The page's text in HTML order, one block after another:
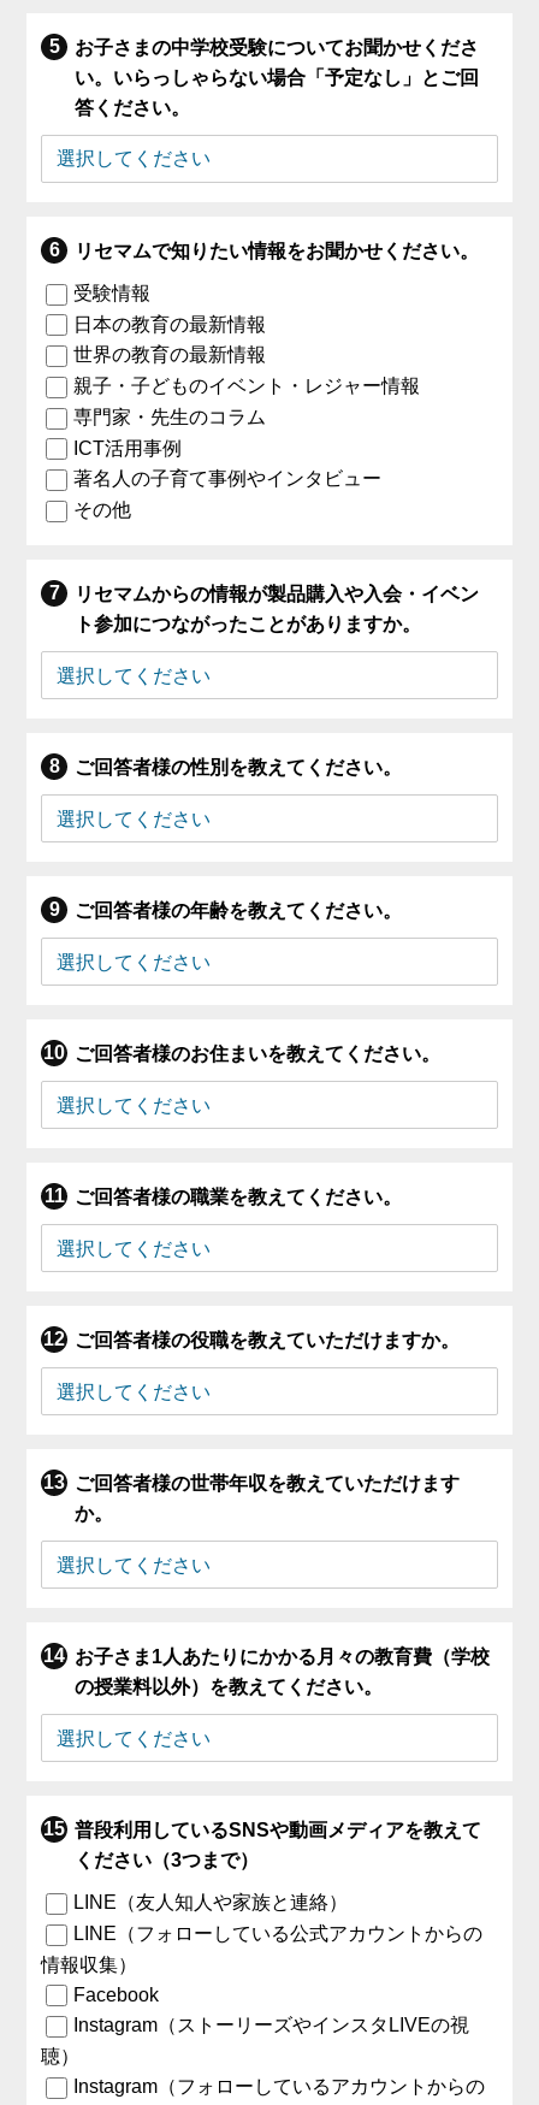
お子さまの中学校受験についてお聞かせくださ
い。いらっしゃらない場合「予定なし」とご回
答ください。
リセマムで知りたい情報をお聞かせください。
受験情報
日本の教育の最新情報
世界の教育の最新情報
親子・子どものイベント・レジャー情報
専門家・先生のコラム
ICT活用事例
著名人の子育て事例やインタビュー
その他
リセマムからの情報が製品購入や入会・イベン
ト参加につながったことがありますか。
ご回答者様の性別を教えてください。
ご回答者様の年齢を教えてください。
ご回答者様のお住まいを教えてください。
ご回答者様の職業を教えてください。
ご回答者様の役職を教えていただけますか。
ご回答者様の世帯年収を教えていただけます
か。
お子さま1人あたりにかかる月々の教育費（学校
の授業料以外）を教えてください。
普段利用しているSNSや動画メディアを教えて
ください（3つまで）
LINE（友人知人や家族と連絡）
LINE（フォローしている公式アカウントからの
情報収集）
Facebook
Instagram（ストーリーズやインスタLIVEの視
聴）
Instagram（フォローしているアカウントからの